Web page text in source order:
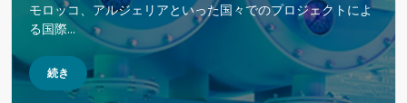
モロッコ、アルジェリアといった国々でのプロジェクトによ
る国際...
続き